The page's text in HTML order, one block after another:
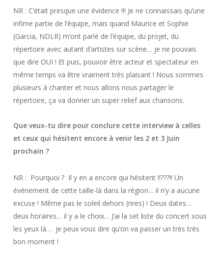
NR : C’était presque une évidence !!! Je ne connaissais qu’une
infime partie de l’équipe, mais quand Maurice et Sophie
(Garcia, NDLR) m’ont parlé de l’équipe, du projet, du
répertoire avec autant d’artistes sur scène… je ne pouvais
que dire OUI ! Et puis, pouvoir être acteur et spectateur en
même temps va être vraiment très plaisant ! Nous sommes
plusieurs à chanter et nous allons nous partager le
répertoire, ça va donner un super relief aux chansons.
Que veux-tu dire pour conclure cette interview à celles
et ceux qui hésitent encore à venir les 2 et 3 Juin
prochain ?
NR : Pourquoi ? Il y en a encore qui hésitent !!???!! Un
événement de cette taille-là dans la région… il n’y a aucune
excuse ! Même pas le soleil dehors (rires) ! Deux dates…
deux horaires… il y a le choix… J’ai la set liste du concert sous
les yeux là… je peux vous dire qu’on va passer un très très
bon moment !